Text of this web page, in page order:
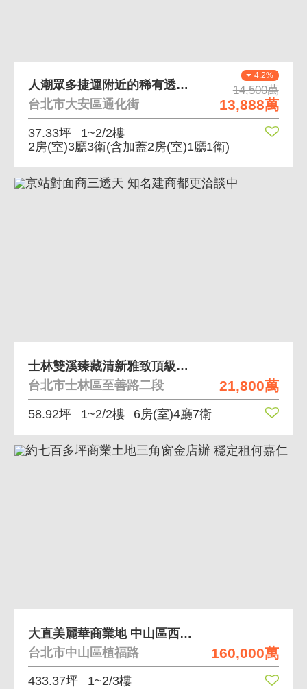
4.2%
14,500萬
13,888萬
人潮眾多捷運附近的稀有透天釋出 地段佳、人潮多
台北市大安區通化街
37.33坪
1~2/2樓
2房(室)3廳3衛(含加蓋2房(室)1廳1衛)
21,800萬
士林雙溪臻藏清新雅致頂級高級美墅
台北市士林區至善路二段
58.92坪 1~2/2樓 6房(室)4廳7衛
160,000萬
大直美麗華商業地 中山區西華富邦旁完整地
台北市中山區植福路
433.37坪 1~2/3樓